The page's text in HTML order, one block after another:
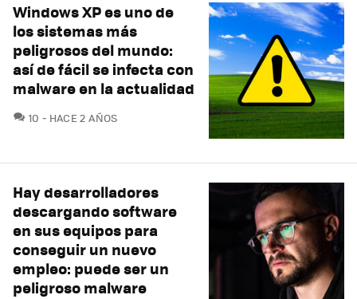
Windows XP es uno de
los sistemas más
peligrosos del mundo:
así de fácil se infecta con
malware en la actualidad
10 COMENTARIOS
HACE 2 AÑOS
Hay desarrolladores
descargando software
en sus equipos para
conseguir un nuevo
empleo: puede ser un
peligroso malware